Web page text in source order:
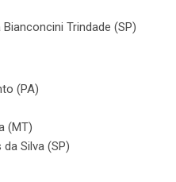
Trindade (SP)
(PA)
(MT)
Silva (SP)